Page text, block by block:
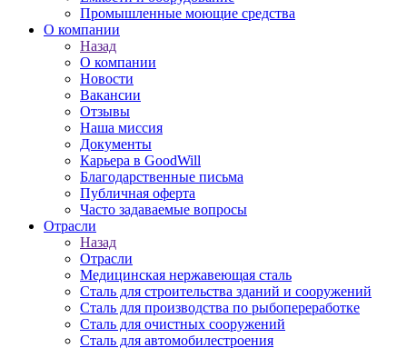
Промышленные моющие средства
О компании
Назад
О компании
Новости
Вакансии
Отзывы
Наша миссия
Документы
Карьера в GoodWill
Благодарственные письма
Публичная оферта
Часто задаваемые вопросы
Отрасли
Назад
Отрасли
Медицинcкая нержавеющая сталь
Сталь для строительства зданий и сооружений
Сталь для производства по рыбопереработке
Сталь для очистных сооружений
Сталь для автомобилестроения